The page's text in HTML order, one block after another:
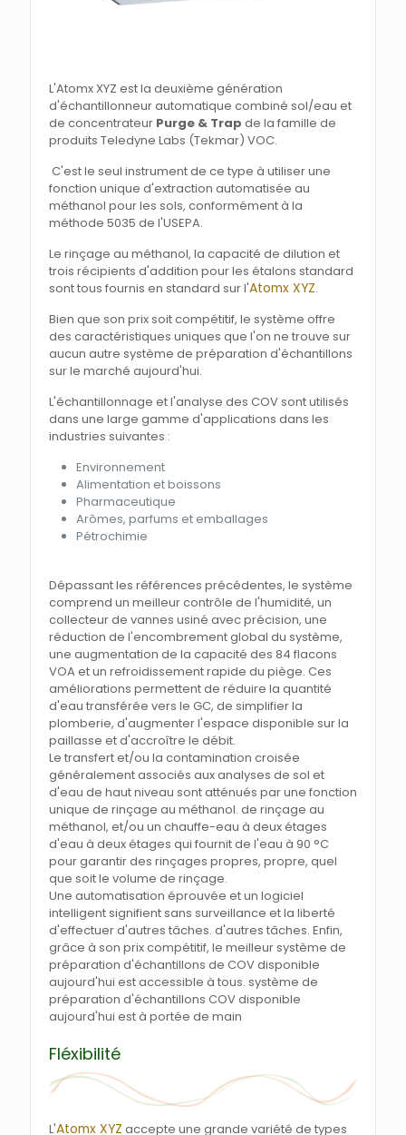
L'Atomx XYZ est la deuxième génération
d'échantillonneur automatique combiné sol/eau et
de concentrateur Purge & Trap de la famille de
produits Teledyne Labs (Tekmar) VOC.
C'est le seul instrument de ce type à utiliser une
fonction unique d'extraction automatisée au
méthanol pour les sols, conformément à la
méthode 5035 de l'USEPA.
Le rinçage au méthanol, la capacité de dilution et
trois récipients d'addition pour les étalons standard
sont tous fournis en standard sur l'Atomx XYZ.
Bien que son prix soit compétitif, le système offre
des caractéristiques uniques que l'on ne trouve sur
aucun autre système de préparation d'échantillons
sur le marché aujourd'hui.
L'échantillonnage et l'analyse des COV sont utilisés
dans une large gamme d'applications dans les
industries suivantes :
Environnement
Alimentation et boissons
Pharmaceutique
Arômes, parfums et emballages
Pétrochimie
Dépassant les références précédentes, le système
comprend un meilleur contrôle de l'humidité, un
collecteur de vannes usiné avec précision, une
réduction de l'encombrement global du système,
une augmentation de la capacité des 84 flacons
VOA et un refroidissement rapide du piège. Ces
améliorations permettent de réduire la quantité
d'eau transférée vers le GC, de simplifier la
plomberie, d'augmenter l'espace disponible sur la
paillasse et d'accroître le débit.
Le transfert et/ou la contamination croisée
généralement associés aux analyses de sol et
d'eau de haut niveau sont atténués par une fonction
unique de rinçage au méthanol. de rinçage au
méthanol, et/ou un chauffe-eau à deux étages
d'eau à deux étages qui fournit de l'eau à 90 °C
pour garantir des rinçages propres, propre, quel
que soit le volume de rinçage.
Une automatisation éprouvée et un logiciel
intelligent signifient sans surveillance et la liberté
d'effectuer d'autres tâches. d'autres tâches. Enfin,
grâce à son prix compétitif, le meilleur système de
préparation d'échantillons de COV disponible
aujourd'hui est accessible à tous. système de
préparation d'échantillons COV disponible
aujourd'hui est à portée de main
Fléxibilité
L'Atomx XYZ accepte une grande variété de types